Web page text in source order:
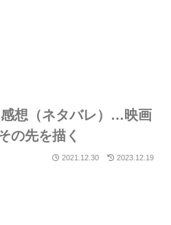
感想（ネタバレ）…映画
の先を描く
2021.12.30 2023.12.19